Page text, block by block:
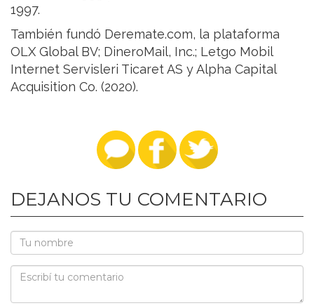
1997.
También fundó Deremate.com, la plataforma
OLX Global BV; DineroMail, Inc.; Letgo Mobil
Internet Servisleri Ticaret AS y Alpha Capital
Acquisition Co. (2020).
DEJANOS TU COMENTARIO